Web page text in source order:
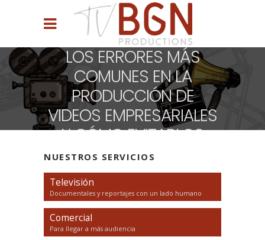
LOS ERRORES MÁS
COMUNES EN LA
PRODUCCIÓN DE
VIDEOS EMPRESARIALES
Y CÓMO EVITARLOS
NUESTROS SERVICIOS
Televisión
Documentales y reportajes con un lado humano
Comercial
Para llegar a más audiencia